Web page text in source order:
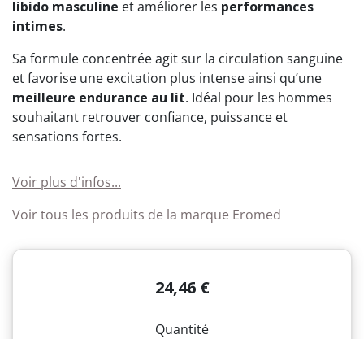
libido masculine et améliorer les performances
intimes.
Sa formule concentrée agit sur la circulation sanguine
et favorise une excitation plus intense ainsi qu’une
meilleure endurance au lit. Idéal pour les hommes
souhaitant retrouver confiance, puissance et
sensations fortes.
Voir plus d'infos...
Voir tous les produits de la marque Eromed
24,46 €
Quantité